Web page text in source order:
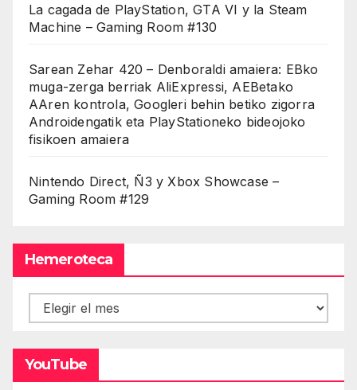
La cagada de PlayStation, GTA VI y la Steam
Machine – Gaming Room #130
Sarean Zehar 420 – Denboraldi amaiera: EBko
muga-zerga berriak AliExpressi, AEBetako
AAren kontrola, Googleri behin betiko zigorra
Androidengatik eta PlayStationeko bideojoko
fisikoen amaiera
Nintendo Direct, Ñ3 y Xbox Showcase –
Gaming Room #129
Hemeroteca
Hemeroteca
YouTube